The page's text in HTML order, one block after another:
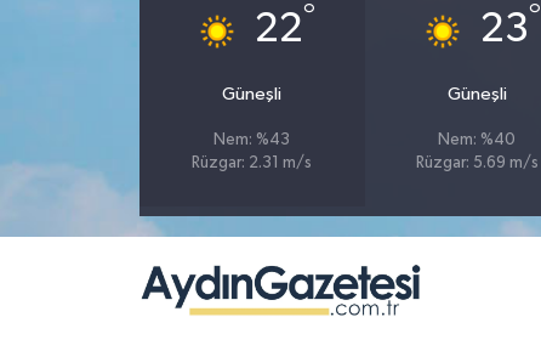
22°
Güneşli
Nem: %43
Rüzgar: 2.31 m/s
23°
Güneşli
Nem: %40
Rüzgar: 5.69 m/s